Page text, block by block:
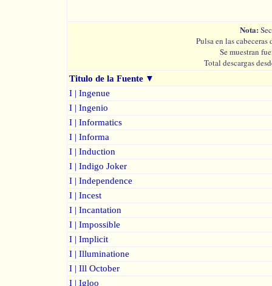
Nota:
Pulsa en las
Se muestran
Total descargas
Titulo de la Fuente ▼
I | Ingenue
I | Ingenio
I | Informatics
I | Informa
I | Induction
I | Indigo Joker
I | Independence
I | Incest
I | Incantation
I | Impossible
I | Implicit
I | Illuminatione
I | Ill October
I | Igloo